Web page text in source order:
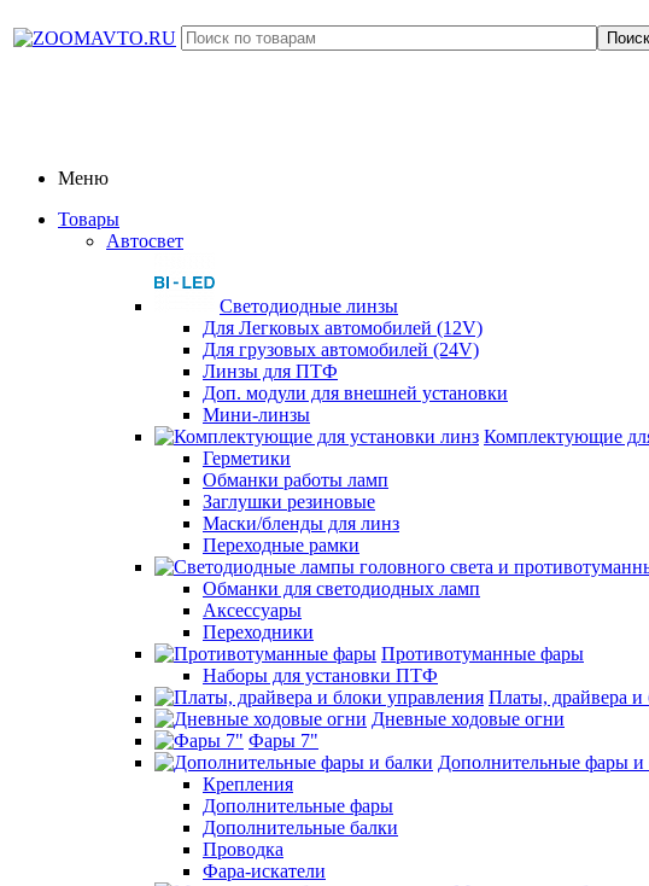
Меню
Товары
Автосвет
Светодиодные линзы
Для Легковых автомобилей (12V)
Для грузовых автомобилей (24V)
Линзы для ПТФ
Доп. модули для внешней установки
Мини-линзы
Комплектующие
Герметики
Обманки работы ламп
Заглушки резиновые
Маски/бленды для линз
Переходные рамки
Обманки для светодиодных ламп
Аксессуары
Переходники
Противотуманные фары
Наборы для установки ПТФ
Платы, драйвера и
Дневные ходовые огни
Фары 7"
Дополнительные фары и
Крепления
Дополнительные фары
Дополнительные балки
Проводка
Фара-искатели